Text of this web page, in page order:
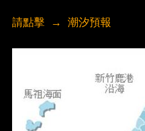
請點擊 → 潮汐預報